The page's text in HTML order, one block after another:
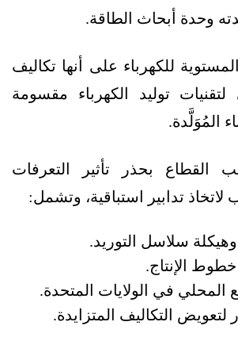
للكهرباء على أنها تكاليف
لتقنيات توليد الكهرباء مقسومة
المُوَلَّدة.
القطاع بحذر تأثير التعرفات
لاتخاذ تدابير استباقية، وتشمل:
وهيكلة سلاسل التوريد.
خطوط الإنتاج.
المحلي في الولايات المتحدة.
لتعويض التكاليف المتزايدة.